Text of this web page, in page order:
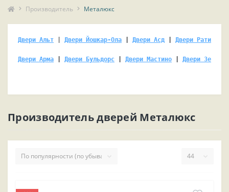
Производитель Металюкс
Двери Альт Двери Йошкар-Ола Двери Асд Двери Ратибор
Двери Арма Двери Бульдорс Двери Мастино Двери Зетта
Производитель дверей Металюкс